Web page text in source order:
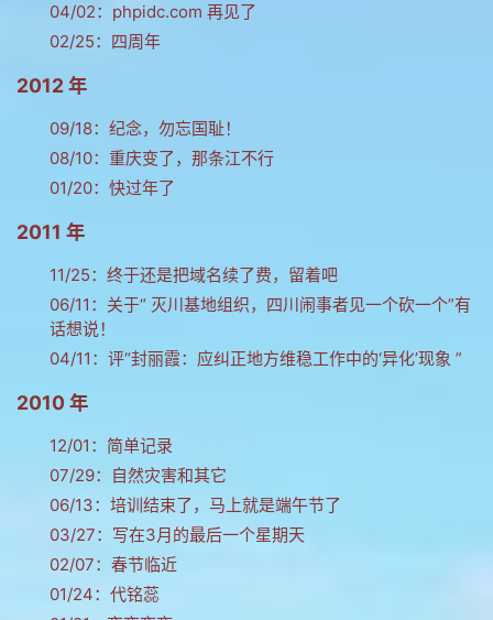
04/02： phpidc.com 再见了
02/25： 四周年
2012 年
09/18： 纪念，勿忘国耻！
08/10： 重庆变了，那条江不行
01/20： 快过年了
2011 年
11/25： 终于还是把域名续了费，留着吧
06/11： 关于“ 灭川基地组织，四川闹事者见一个砍一个”有
话想说！
04/11： 评“封丽霞：应纠正地方维稳工作中的‘异化’现象 ”
2010 年
12/01： 简单记录
07/29：
自然灾害和其它
06/13： 培训结束了，马上就是端午节了
03/27： 写在3月的最后一个星期天
02/07： 春节临近
01/24： 代铭蕊